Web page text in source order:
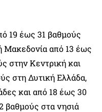
19 έως 31 βαθμούς
Μακεδονία από 13 έως
στην Κεντρική και
στη Δυτική Ελλάδα,
και από 18 έως 30
βαθμούς στα νησιά